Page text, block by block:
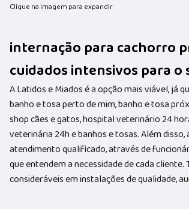
Clique na imagem para expandir
internação para cachorro
cuidados intensivos para o
A Latidos e Miados é a opção mais viável, já
banho e tosa perto de mim, banho e tosa
shop cães e gatos, hospital veterinário 24
veterinária 24h e banhos e tosas. Além
atendimento qualificado, através de
que entendem a necessidade de cada
consideráveis em instalações de qualidade,